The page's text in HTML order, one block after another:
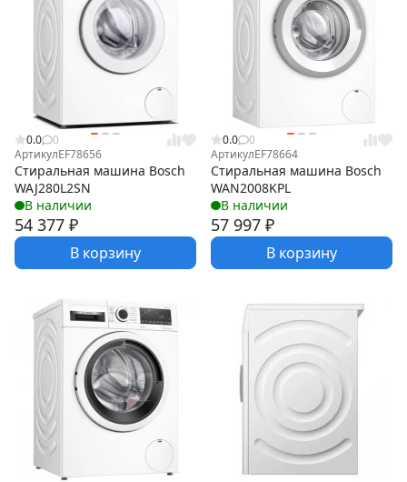
0.0
0
АртикулEF78656
Стиральная машина Bosch
WAJ280L2SN
В наличии
54 377 ₽
В корзину
0.0
0
АртикулEF78664
Стиральная машина Bosch
WAN2008KPL
В наличии
57 997 ₽
В корзину